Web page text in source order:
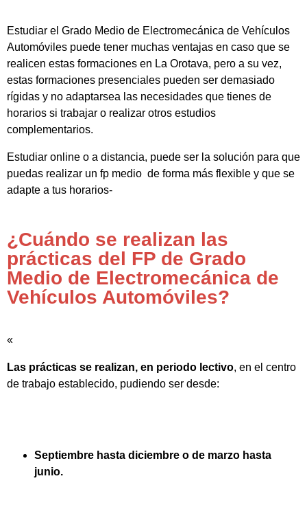
Estudiar el Grado Medio de Electromecánica de Vehículos
Automóviles puede tener muchas ventajas en caso que se
realicen estas formaciones en La Orotava, pero a su vez,
estas formaciones presenciales pueden ser demasiado
rígidas y no adaptarsea las necesidades que tienes de
horarios si trabajar o realizar otros estudios
complementarios.
Estudiar online o a distancia, puede ser la solución para que
puedas realizar un fp medio de forma más flexible y que se
adapte a tus horarios-
¿Cuándo se realizan las
prácticas del FP de Grado
Medio de Electromecánica de
Vehículos Automóviles?
«
Las prácticas se realizan, en periodo lectivo, en el centro
de trabajo establecido, pudiendo ser desde:
Septiembre hasta diciembre o de marzo hasta
junio.